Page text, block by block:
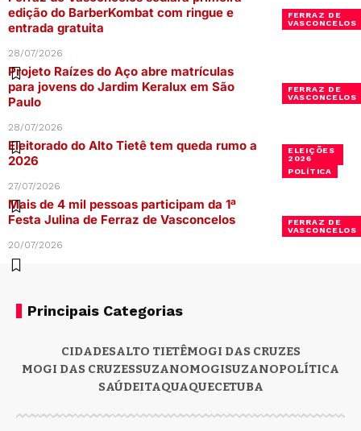
FERRAZ DE
VASCONCELOS
edição do BarberKombat com ringue e
entrada gratuita
28/07/2026
FERRAZ DE
VASCONCELOS
Projeto Raízes do Aço abre matrículas
para jovens do Jardim Keralux em São
Paulo
28/07/2026
ELEIÇÕES
2026
POLÍTICA
Eleitorado do Alto Tietê tem queda rumo a
2026
27/07/2026
FERRAZ DE
VASCONCELOS
Mais de 4 mil pessoas participam da 1ª
Festa Julina de Ferraz de Vasconcelos
20/07/2026
Principais Categorias
CIDADESALTO TIETÊMOGI DAS CRUZES
MOGI DAS CRUZESSUZANOMOGISUZANOPOLÍTICA
SAÚDEITAQUAQUECETUBA